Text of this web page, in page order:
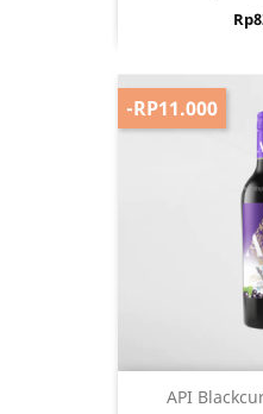
API
-RP11.000